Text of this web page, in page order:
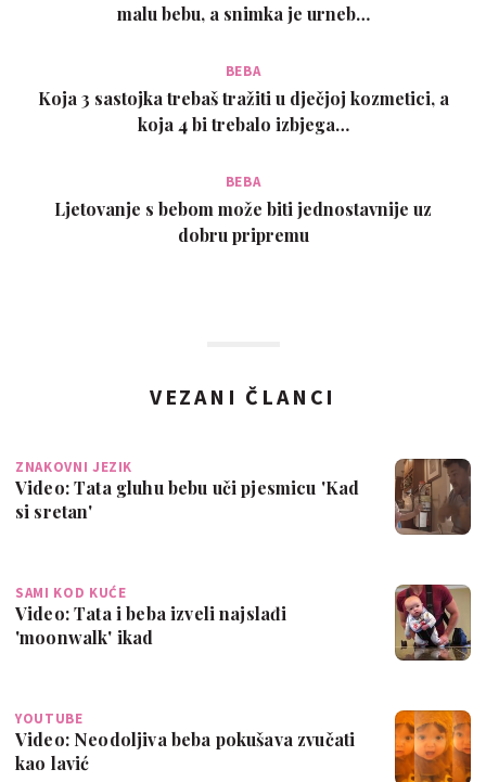
malu bebu, a snimka je urneb…
BEBA
Koja 3 sastojka trebaš tražiti u dječjoj kozmetici, a
koja 4 bi trebalo izbjega…
BEBA
Ljetovanje s bebom može biti jednostavnije uz
dobru pripremu
VEZANI ČLANCI
ZNAKOVNI JEZIK
Video: Tata gluhu bebu uči pjesmicu 'Kad
si sretan'
SAMI KOD KUĆE
Video: Tata i beba izveli najslađi
'moonwalk' ikad
YOUTUBE
Video: Neodoljiva beba pokušava zvučati
kao lavić